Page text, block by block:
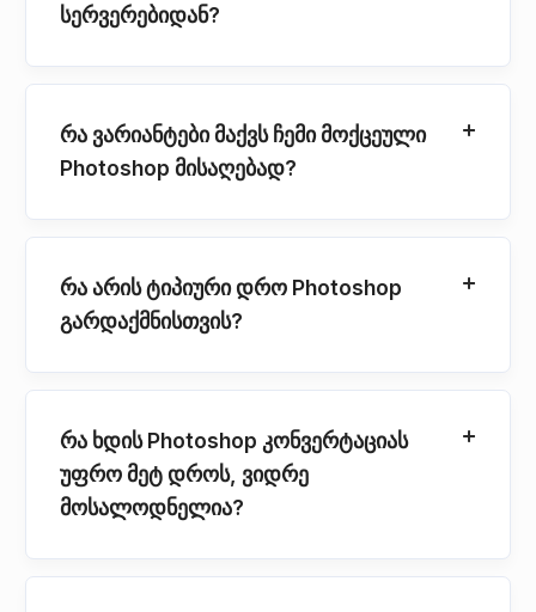
სერვერებიდან?
რა ვარიანტები მაქვს ჩემი მოქცეული
Photoshop მისაღებად?
რა არის ტიპიური დრო Photoshop
გარდაქმნისთვის?
რა ხდის Photoshop კონვერტაციას
უფრო მეტ დროს, ვიდრე
მოსალოდნელია?